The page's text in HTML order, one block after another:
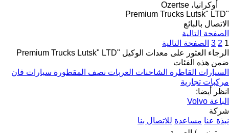
أوكرانيا، Ozertse
"Premium Trucks Lutsk" LTD
الاتصال بالبائع
الصفحة التالية
1
2
3 الصفحة التالية
الرجاء العثور على معدات الوكيل "Premium Trucks Lutsk" LTD
ضمن هذه الفئات
السيارات القاطرة الشاحنات العربات نصف المقطورة سيارات فان
مركبات تجارية
انظر أيضا:
الباعة Volvo
شركة
نبذة عنا مساعدة للاتصال بنا